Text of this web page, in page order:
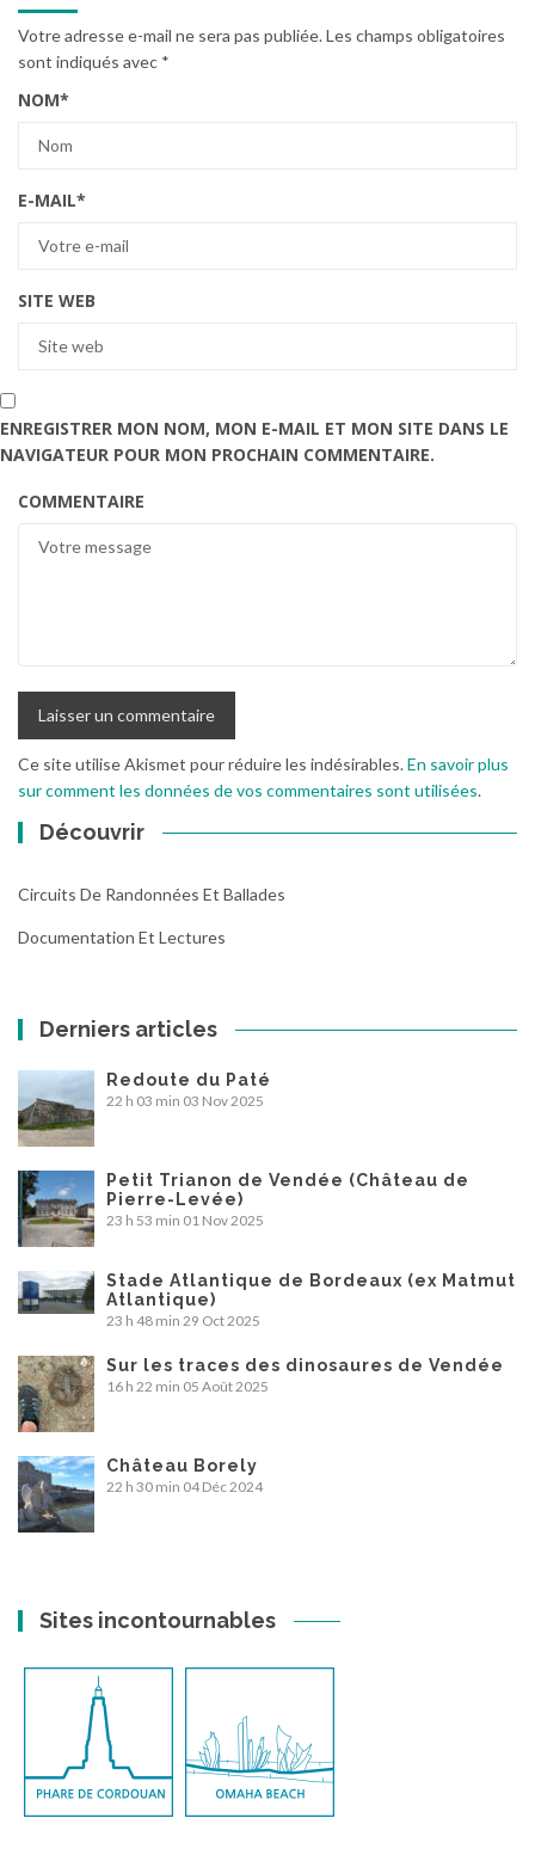
Votre adresse e-mail ne sera pas publiée.Les champs obligatoires
sont indiqués avec *
NOM*
E-MAIL*
SITE WEB
ENREGISTRER MON NOM, MON E-MAIL ET MON SITE DANS LE
NAVIGATEUR POUR MON PROCHAIN COMMENTAIRE.
COMMENTAIRE
Ce site utilise Akismet pour réduire les indésirables.En savoir plus
sur comment les données de vos commentaires sont utilisées.
Découvrir
Circuits De Randonnées Et Ballades
Documentation Et Lectures
Derniers articles
Redoute du Paté
22 h 03 min 03 Nov 2025
Petit Trianon de Vendée (Château de
Pierre-Levée)
23 h 53 min 01 Nov 2025
Stade Atlantique de Bordeaux (ex Matmut
Atlantique)
23 h 48 min 29 Oct 2025
Sur les traces des dinosaures de Vendée
16 h 22 min 05 Août 2025
Château Borely
22 h 30 min 04 Déc 2024
Sites incontournables